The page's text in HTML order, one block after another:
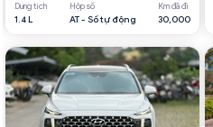
Dung tích
1.4 L
Hộp số
AT - Số tự động
Km đã đi
30,000